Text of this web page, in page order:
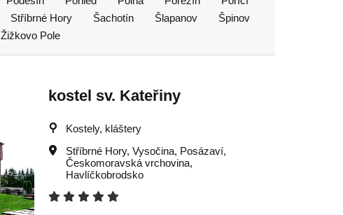
Stříbrné Hory Šachotín Šlapanov
Špinov
Žižkovo Pole
kostel sv. Kateřiny
Kostely, kláštery
Stříbrné Hory, Vysočina, Posázaví,
Českomoravská vrchovina,
Havlíčkobrodsko